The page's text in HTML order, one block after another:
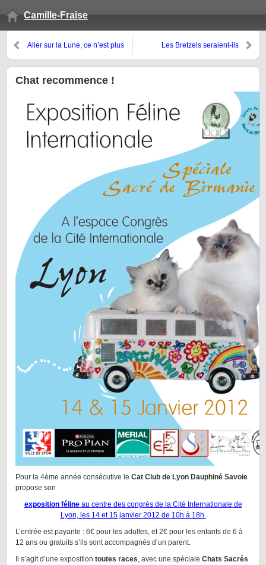
Camille-Fraise
Aller sur la Lune, ce n’est plus
Les Bretzels seraient-ils
Chat recommence !
Pour la 4ème année consécutive le Cat Club de Lyon Dauphiné Savoie
propose son
exposition félineau centre des congrès de la Cité Internationale de
Lyon, les 14 et 15 janvier 2012 de 10h à 18h.
L’entrée est payante : 6€ pour les adultes, et 2€ pour les enfants de 6 à
12 ans ou gratuits s’ils sont accompagnés d’un parent.
Il s’agit d’une exposition toutes races, avec une spéciale Chats Sacrés